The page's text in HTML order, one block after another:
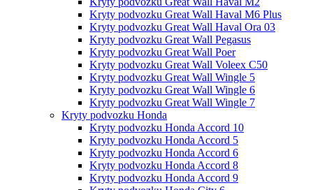
Kryty podvozku Great Wall Haval M6 Plus
Kryty podvozku Great Wall Haval Ora 03
Kryty podvozku Great Wall Pegasus
Kryty podvozku Great Wall Poer
Kryty podvozku Great Wall Voleex C50
Kryty podvozku Great Wall Wingle 5
Kryty podvozku Great Wall Wingle 6
Kryty podvozku Great Wall Wingle 7
Kryty podvozku Honda
Kryty podvozku Honda Accord 10
Kryty podvozku Honda Accord 5
Kryty podvozku Honda Accord 6
Kryty podvozku Honda Accord 8
Kryty podvozku Honda Accord 9